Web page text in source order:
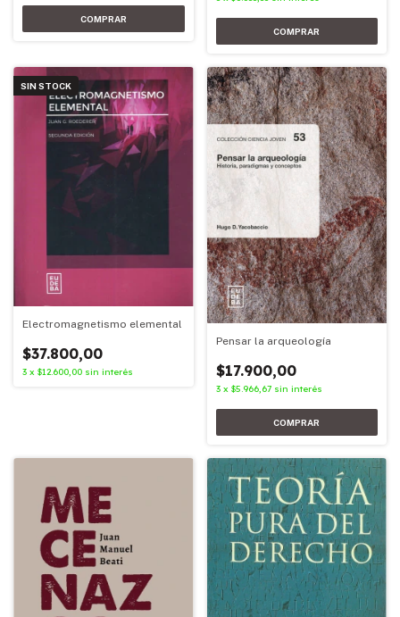
SIN STOCK
Electromagnetismo elemental
$37.800,00
3 x $12.600,00 sin interés
Pensar la arqueología
$17.900,00
3 x $5.966,67 sin interés